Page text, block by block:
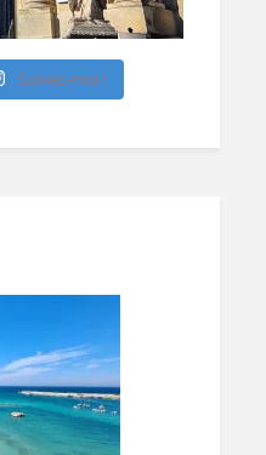
Suivez-moi !